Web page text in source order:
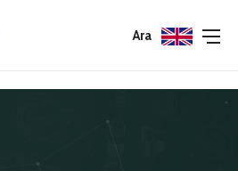
Ara